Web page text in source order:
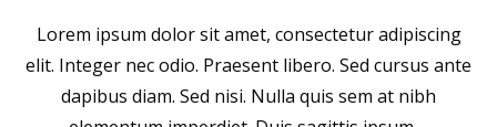
Lorem ipsum dolor sit amet, consectetur adipiscing
elit. Integer nec odio. Praesent libero. Sed cursus ante
dapibus diam. Sed nisi. Nulla quis sem at nibh